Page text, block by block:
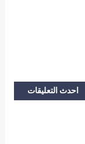
احدث التعليقات